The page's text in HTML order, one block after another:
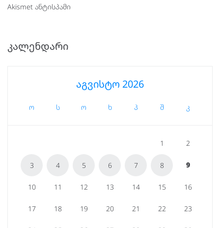
Akismet ანტისპამი
ᲙᲐᲚᲔᲜᲓᲐᲠᲘ
აგვისტო 2026
ო ს ო ხ პ შ კ
1 2
3 4 5 6 7 8 9
10 11 12 13 14 15 16
17 18 19 20 21 22 23